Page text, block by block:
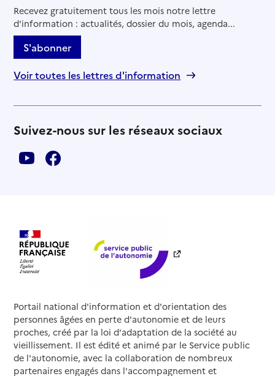
Recevez gratuitement tous les mois notre lettre
d'information : actualités, dossier du mois, agenda...
S'abonner
Voir toutes les lettres d'information
Suivez-nous sur les réseaux sociaux
Portail national d'information et d'orientation des
personnes âgées en perte d'autonomie et de leurs
proches, créé par la loi d'adaptation de la société au
vieillissement. Il est édité et animé par le Service public
de l'autonomie, avec la collaboration de nombreux
partenaires engagés dans l'accompagnement et